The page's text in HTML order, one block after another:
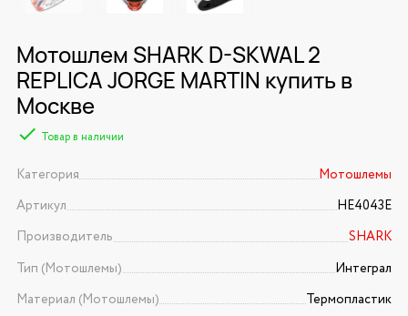
Мотошлем SHARK D-SKWAL 2
REPLICA JORGE MARTIN купить в
Москве
Товар в наличии
Категория
Мотошлемы
Артикул
HE4043E
Производитель
SHARK
Тип (Мотошлемы)
Интеграл
Материал (Мотошлемы)
Термопластик